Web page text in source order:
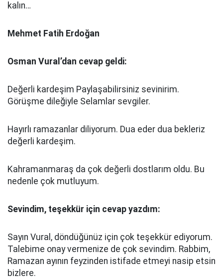
kalın…
Mehmet Fatih Erdoğan
Osman Vural’dan cevap geldi:
Değerli kardeşim Paylaşabilirsiniz sevinirim.
Görüşme dileğiyle Selamlar sevgiler.
Hayırlı ramazanlar diliyorum. Dua eder dua bekleriz
değerli kardeşim.
Kahramanmaraş da çok değerli dostlarım oldu. Bu
nedenle çok mutluyum.
Sevindim, teşekkür için cevap yazdım:
Sayın Vural, döndüğünüz için çok teşekkür ediyorum.
Talebime onay vermenize de çok sevindim. Rabbim,
Ramazan ayının feyzinden istifade etmeyi nasip etsin
bizlere.